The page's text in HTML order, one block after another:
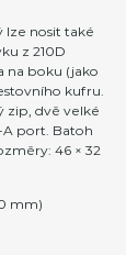
lze nosit také
z 210D
na boku (jako
kufru.
zip, dvě velké
A port. Batoh
46 × 32
mm)